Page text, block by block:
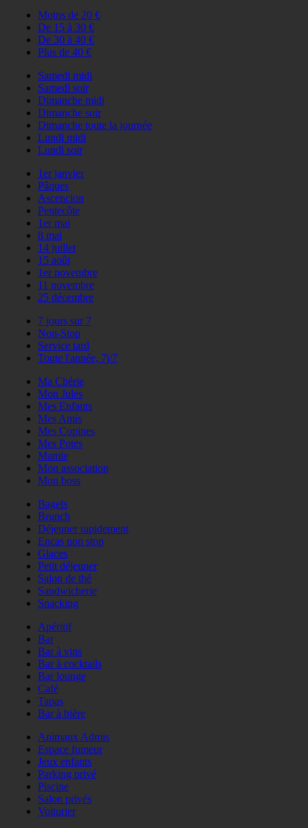
Moins de 20 €
De 15 à 30 €
De 30 à 40 €
Plus de 40 €
Samedi midi
Samedi soir
Dimanche midi
Dimanche soir
Dimanche toute la journée
Lundi midi
Lundi soir
1er janvier
Pâques
Ascencion
Pentecôte
1er mai
8 mai
14 juillet
15 août
1er novembre
11 novembre
25 décembre
7 jours sur 7
Non-Stop
Service tard
Toute l'année, 7j/7
Ma Chérie
Mon Jules
Mes Enfants
Mes Amis
Mes Copines
Mes Potes
Mamie
Mon association
Mon boss
Bagels
Brunch
Déjeuner rapidement
Encas non stop
Glaces
Petit déjeuner
Salon de thé
Sandwicherie
Snacking
Apéritif
Bar
Bar à vins
Bar à cocktails
Bar lounge
Café
Tapas
Bar à bière
Animaux Admis
Espace fumeur
Jeux enfants
Parking privé
Piscine
Salon privés
Voiturier